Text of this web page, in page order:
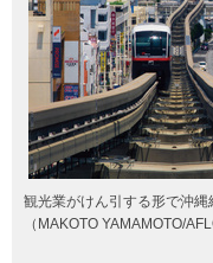
観光業がけん引する形で沖
（MAKOTO YAMAMOTO/